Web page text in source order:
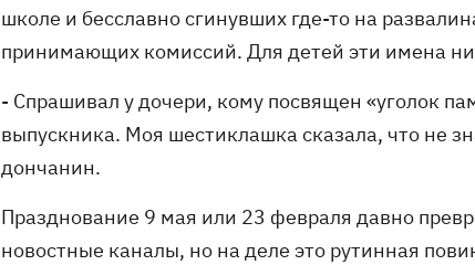
школе и бесславно сгинувших где-то на
принимающих комиссий. Для детей эти имена
- Спрашивал у дочери, кому посвящен «уголок
выпускника. Моя шестиклашка сказала, что не
дончанин.
Празднование 9 мая или 23 февраля давно
новостные каналы, но на деле это рутинная